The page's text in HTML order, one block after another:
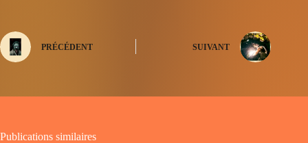
PRÉCÉDENT SUIVANT
Publications similaires